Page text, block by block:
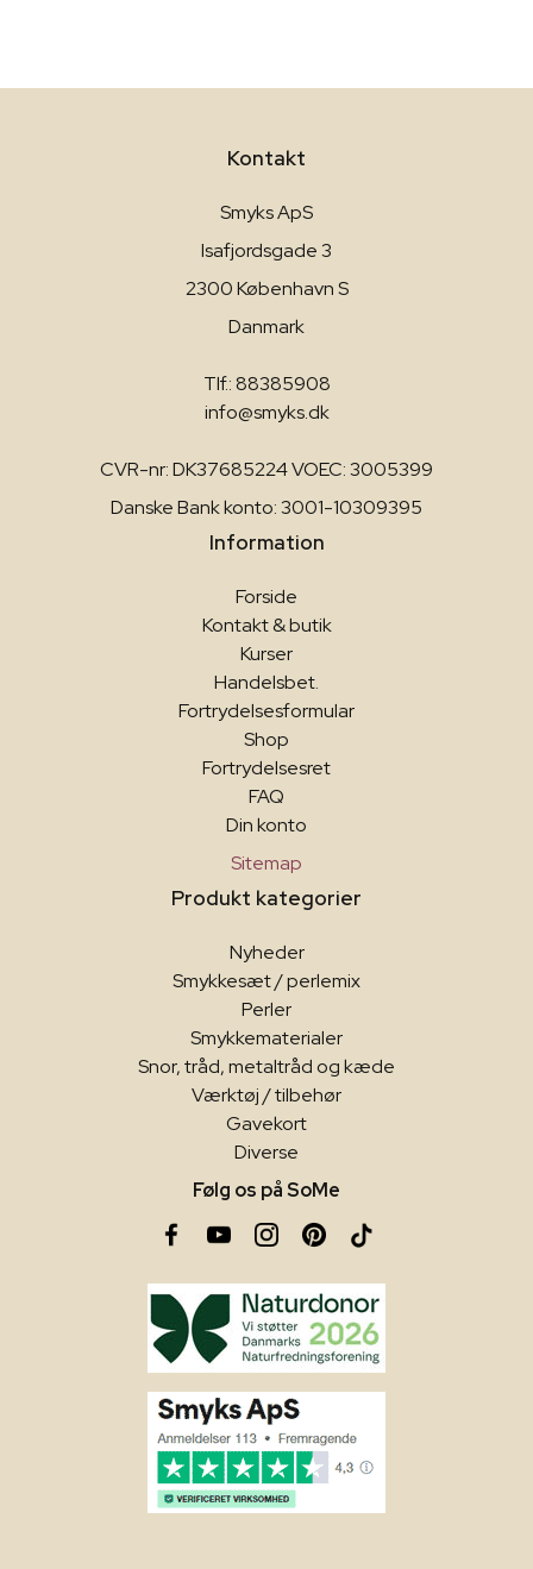
Kontakt
Smyks ApS
Isafjordsgade 3
2300 København S
Danmark
Tlf.: 88385908
info@smyks.dk
CVR-nr: DK37685224 VOEC: 3005399
Danske Bank konto: 3001-10309395
Information
Forside
Kontakt & butik
Kurser
Handelsbet.
Fortrydelsesformular
Shop
Fortrydelsesret
FAQ
Din konto
Sitemap
Produkt kategorier
Nyheder
Smykkesæt / perlemix
Perler
Smykkematerialer
Snor, tråd, metaltråd og kæde
Værktøj / tilbehør
Gavekort
Diverse
Følg os på SoMe